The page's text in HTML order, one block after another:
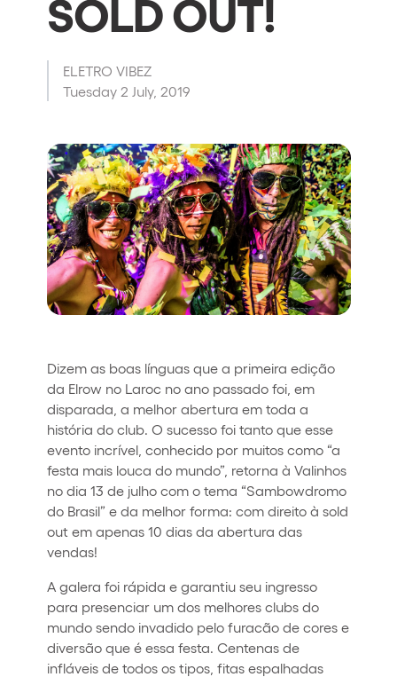
Quienes somos
¿Quieres trabajar con nosotros?
elrow News
Síguenos en tiktok
Síguenos en facebook
Síguenos en instagram
Síguenos en twitter
Síguenos en linkedin
Síguenos en youtube
Política de Privacidad
Política de Cookies
Aviso Legal
Política de Sostenibilidad
SOLD OUT!
ELETRO VIBEZ
Tuesday 2 July, 2019
Dizem as boas línguas que a primeira edição
da Elrow no Laroc no ano passado foi, em
disparada, a melhor abertura em toda a
história do club. O sucesso foi tanto que esse
evento incrível, conhecido por muitos como “a
festa mais louca do mundo”, retorna à Valinhos
no dia 13 de julho com o tema “Sambowdromo
do Brasil” e da melhor forma: com direito à sold
out em apenas 10 dias da abertura das
vendas!
A galera foi rápida e garantiu seu ingresso
para presenciar um dos melhores clubs do
mundo sendo invadido pelo furacão de cores e
diversão que é essa festa. Centenas de
infláveis de todos os tipos, fitas espalhadas